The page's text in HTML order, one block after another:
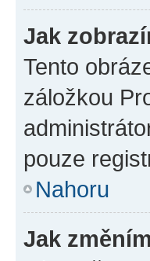
Jak
Tento
záložkou
pouze
Nahoru
Jak